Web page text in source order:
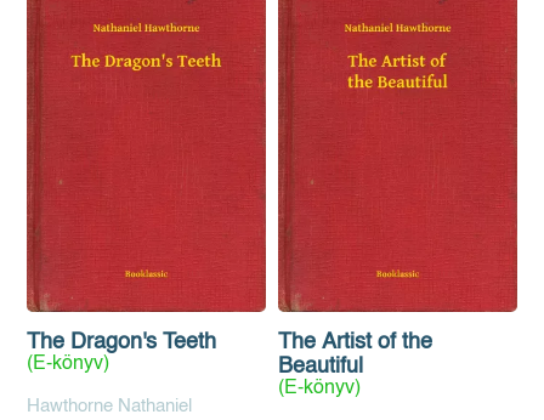
The Dragon's Teeth
(E-könyv)
Hawthorne Nathaniel
The Artist of the
Beautiful
(E-könyv)